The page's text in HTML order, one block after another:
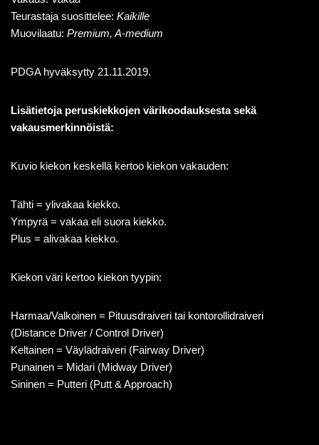
Teurastaja suosittelee: Kaikille
Muovilaatu: Premium, A-medium
PDGA hyväksytty 21.11.2019.
Lisätietoja peruskiekkojen värikoodauksesta sekä
vakausmerkinnöistä:
Kuvio kiekon keskellä kertoo kiekon vakauden:
Tähti = ylivakaa kiekko.
Ympyrä = vakaa eli suora kiekko.
Plus = alivakaa kiekko.
Kiekon väri kertoo kiekon tyypin:
Harmaa/Valkoinen = Pituusdraiveri tai kontorollidraiveri
(Distance Driver / Control Driver)
Keltainen = Väylädraiveri (Fairway Driver)
Punainen = Midari (Midway Driver)
Sininen = Putteri (Putt & Approach)